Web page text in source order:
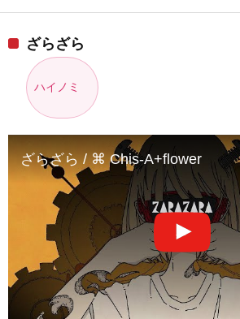
ざらざら
ハイノミ
ざらざら / ⌘ Chis-A+flower